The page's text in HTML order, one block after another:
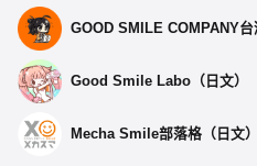
GOOD SMILE COMPANY
Good Smile Labo（日文）
Mecha Smile部落格（日文）